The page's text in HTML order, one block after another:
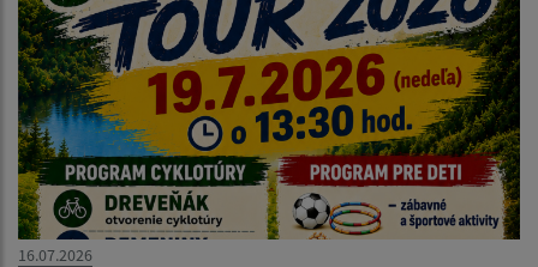
16.07.2026